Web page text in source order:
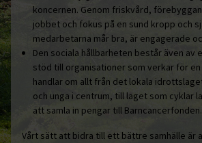
koncernen. Genom friskvård,
jobbet och fokus på en sund kropp och
medarbetarna mår bra, är engagerade
Den sociala hållbarheten består även av
stöd till organisationer som verkar för
handlar om allt från det lokala
och unga i centrum, till laget som cyklar
att samla in pengar till Barncancerfonden.
Vårt sätt att bidra till ett bättre samhälle är